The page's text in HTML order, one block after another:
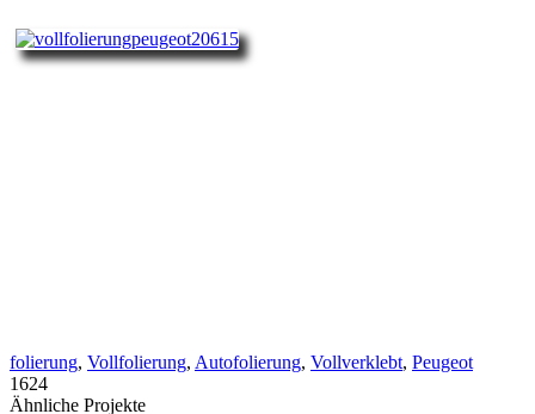
folierung, Vollfolierung, Autofolierung, Vollverklebt, Peugeot
1624
Ähnliche Projekte